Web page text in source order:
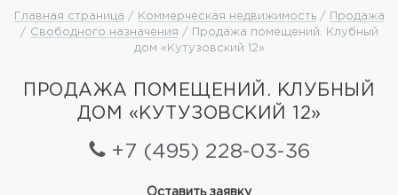
Главная страница / Коммерческая недвижимость/
Продажа
/
Свободного назначения / Продажа помещений. Клубный
дом «Кутузовский 12»
ПРОДАЖА ПОМЕЩЕНИЙ. КЛУБНЫЙ
ДОМ «КУТУЗОВСКИЙ 12»
+7 (495) 228-03-36
Оставить заявку